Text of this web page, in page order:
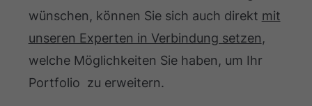
wünschen, können Sie sich auch direkt mit
unseren Experten in Verbindung setzen,
welche Möglichkeiten Sie haben, um Ihr
Portfolio zu erweitern.